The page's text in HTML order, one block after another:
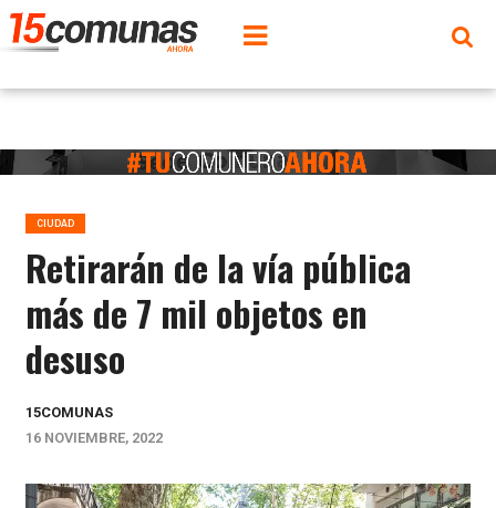
CIUDAD
Retirarán de la vía pública
más de 7 mil objetos en
desuso
15COMUNAS
16 NOVIEMBRE, 2022